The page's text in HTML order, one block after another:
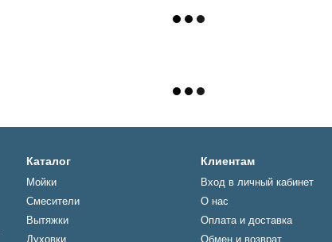
Каталог
Мойки
Смесители
Вытяжки
Духовки
Клиентам
Вход в личный кабинет
О нас
Оплата и доставка
Обмен и возврат